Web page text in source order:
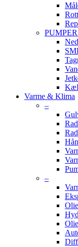
Varme & Klima
–
–